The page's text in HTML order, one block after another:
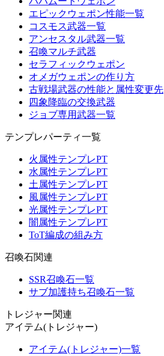
エピックウェポン性能一覧
コスモス武器一覧
アンセスタル武器一覧
召喚マルチ武器
セラフィックウェポン
オメガウェポンの作り方
古戦場武器の性能と属性変更先
四象降臨の交換武器
ジョブ専用武器一覧
テンプレパーティ一覧
火属性テンプレPT
水属性テンプレPT
土属性テンプレPT
風属性テンプレPT
光属性テンプレPT
闇属性テンプレPT
ToT編成の組み方
召喚石関連
SSR召喚石一覧
サブ加護持ち召喚石一覧
トレジャー関連
アイテム(トレジャー)
アイテム(トレジャー)一覧